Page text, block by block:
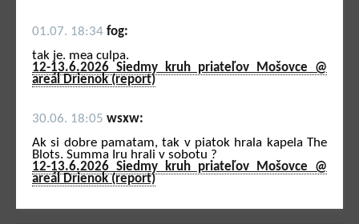
01.07. 18:34 fog:
tak je. mea culpa.
12-13.6.2026 Siedmy kruh priateľov Mošovce @
areál Drienok (report)
30.06. 18:05 wsxw:
Ak si dobre pamatam, tak v piatok hrala kapela The
Blots. Summa Iru hrali v sobotu ?
12-13.6.2026 Siedmy kruh priateľov Mošovce @
areál Drienok (report)